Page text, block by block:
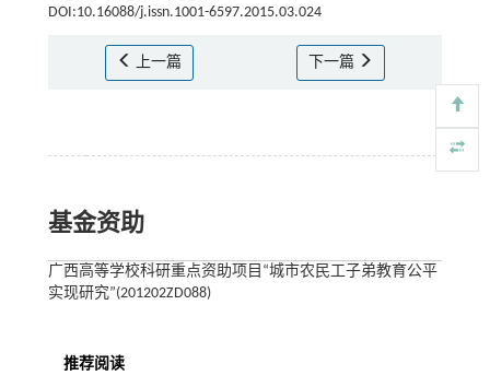
DOI:10.16088/j.issn.1001-6597.2015.03.024
上一篇 下一篇
基金资助
广西高等学校科研重点资助项目“城市农民工子弟教育公平
实现研究”(201202ZD088)